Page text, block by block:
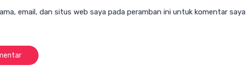
email, dan situs web saya pada peramban ini untuk komentar saya